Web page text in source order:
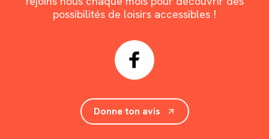
possibilités de loisirs accessibles !
Donne ton avis